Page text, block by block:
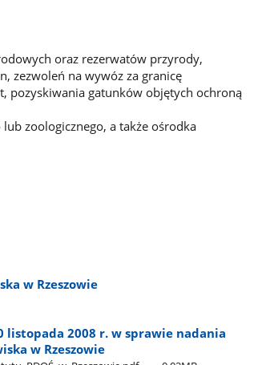
oraz rezerwatów przyrody,
zezwoleń na wywóz za granicę
pozyskiwania gatunków objętych ochroną
zoologicznego, a także ośrodka
w Rzeszowie
listopada 2008 r. w sprawie nadania
w Rzeszowie